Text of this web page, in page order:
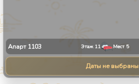
Апарт 1103 Этаж 11 Мест 5
Даты не выбраны